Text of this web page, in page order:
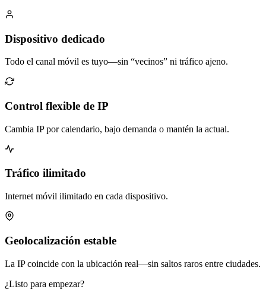
Dispositivo dedicado
Todo el canal móvil es tuyo—sin “vecinos” ni tráfico ajeno.
Control flexible de IP
Cambia IP por calendario, bajo demanda o mantén la actual.
Tráfico ilimitado
Internet móvil ilimitado en cada dispositivo.
Geolocalización estable
La IP coincide con la ubicación real—sin saltos raros entre ciudades.
¿Listo para empezar?